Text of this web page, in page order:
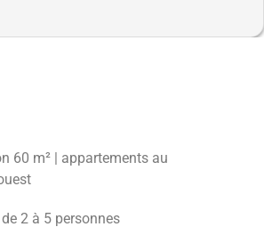
60 m² | appartements au
2 à 5 personnes